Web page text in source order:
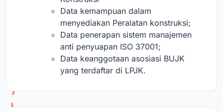
Data kemampuan dalam
menyediakan Peralatan konstruksi;
Data penerapan sistem manajemen
anti penyuapan ISO 37001;
Data keanggotaan asosiasi BUJK
yang terdaftar di LPJK.